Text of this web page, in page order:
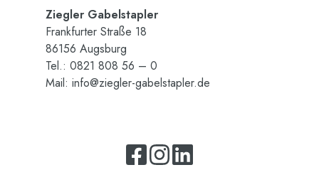
Zieg­ler Ga­bel­stap­ler
Frank­fur­ter Stra­ße 18
86156 Augs­burg
Tel.: 0821 808 56 – 0
Mail: info@​ziegler-​gabelstapler.​de